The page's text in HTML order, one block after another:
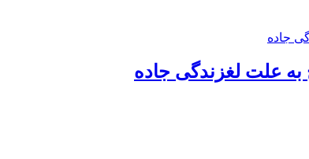
علت لغزندگی جاده